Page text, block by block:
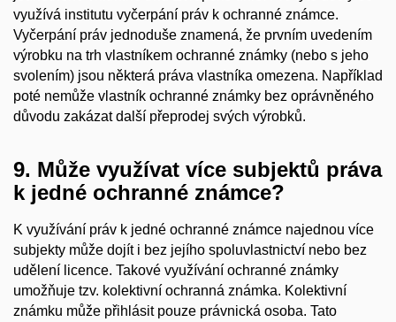
využívá institutu vyčerpání práv k ochranné známce.
Vyčerpání práv jednoduše znamená, že prvním uvedením
výrobku na trh vlastníkem ochranné známky (nebo s jeho
svolením) jsou některá práva vlastníka omezena. Například
poté nemůže vlastník ochranné známky bez oprávněného
důvodu zakázat další přeprodej svých výrobků.
9. Může využívat více subjektů práva
k jedné ochranné známce?
K využívání práv k jedné ochranné známce najednou více
subjekty může dojít i bez jejího spoluvlastnictví nebo bez
udělení licence. Takové využívání ochranné známky
umožňuje tzv. kolektivní ochranná známka. Kolektivní
známku může přihlásit pouze právnická osoba. Tato